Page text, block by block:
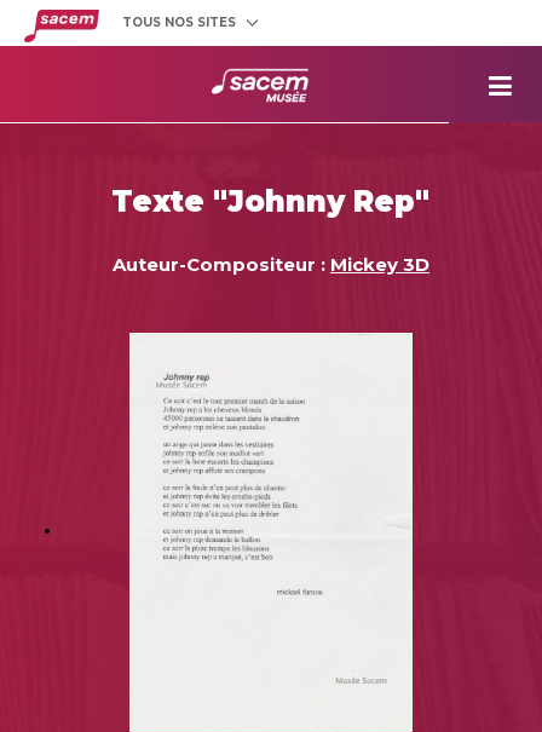
TOUS NOS SITES
des œuvres
Texte "Johnny Rep"
Auteur-Compositeur : Mickey 3D